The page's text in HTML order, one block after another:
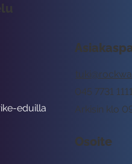
Arkisin klo
045 7731 1111
Osoite
eduilla